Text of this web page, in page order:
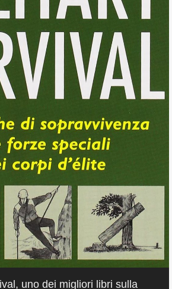
uno dei migliori libri sulla